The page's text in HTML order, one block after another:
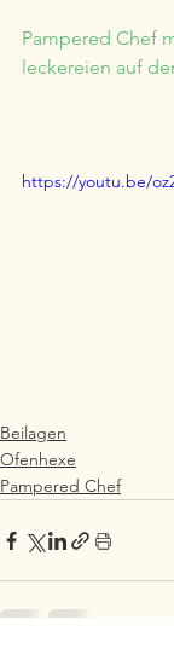
Pampered Chef
leckereien auf
https://youtu.be/
Beilagen
Ofenhexe
Pampered Chef